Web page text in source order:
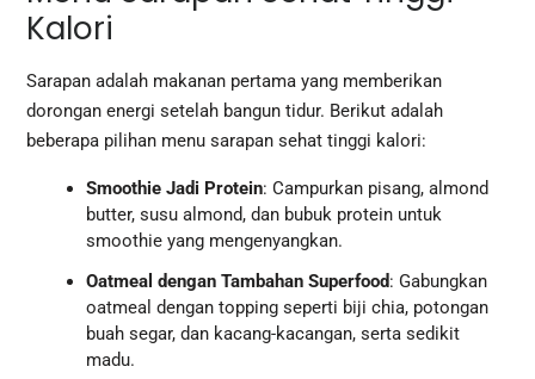
Kalori
Sarapan adalah makanan pertama yang memberikan
dorongan energi setelah bangun tidur. Berikut adalah
beberapa pilihan menu sarapan sehat tinggi kalori:
Smoothie Jadi Protein: Campurkan pisang, almond
butter, susu almond, dan bubuk protein untuk
smoothie yang mengenyangkan.
Oatmeal dengan Tambahan Superfood: Gabungkan
oatmeal dengan topping seperti biji chia, potongan
buah segar, dan kacang-kacangan, serta sedikit
madu.